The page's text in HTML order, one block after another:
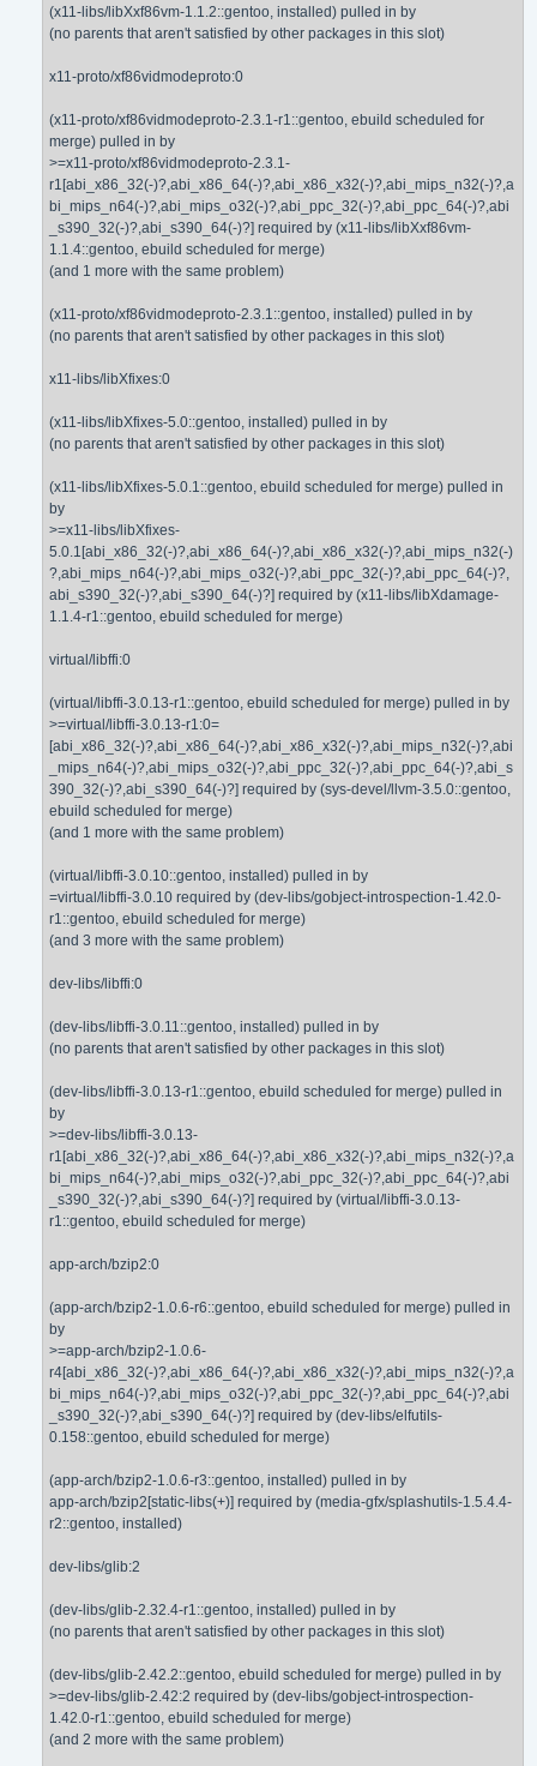
(x11-libs/libXxf86vm-1.1.2::gentoo, installed) pulled in by
(no parents that aren't satisfied by other packages in this slot)
x11-proto/xf86vidmodeproto:0
(x11-proto/xf86vidmodeproto-2.3.1-r1::gentoo, ebuild scheduled for
merge) pulled in by
>=x11-proto/xf86vidmodeproto-2.3.1-
r1[abi_x86_32(-)?,abi_x86_64(-)?,abi_x86_x32(-)?,abi_mips_n32(-)?,a
bi_mips_n64(-)?,abi_mips_o32(-)?,abi_ppc_32(-)?,abi_ppc_64(-)?,abi
_s390_32(-)?,abi_s390_64(-)?] required by (x11-libs/libXxf86vm-
1.1.4::gentoo, ebuild scheduled for merge)
(and 1 more with the same problem)
(x11-proto/xf86vidmodeproto-2.3.1::gentoo, installed) pulled in by
(no parents that aren't satisfied by other packages in this slot)
x11-libs/libXfixes:0
(x11-libs/libXfixes-5.0::gentoo, installed) pulled in by
(no parents that aren't satisfied by other packages in this slot)
(x11-libs/libXfixes-5.0.1::gentoo, ebuild scheduled for merge) pulled in
by
>=x11-libs/libXfixes-
5.0.1[abi_x86_32(-)?,abi_x86_64(-)?,abi_x86_x32(-)?,abi_mips_n32(-)
?,abi_mips_n64(-)?,abi_mips_o32(-)?,abi_ppc_32(-)?,abi_ppc_64(-)?,
abi_s390_32(-)?,abi_s390_64(-)?] required by (x11-libs/libXdamage-
1.1.4-r1::gentoo, ebuild scheduled for merge)
virtual/libffi:0
(virtual/libffi-3.0.13-r1::gentoo, ebuild scheduled for merge) pulled in by
>=virtual/libffi-3.0.13-r1:0=
[abi_x86_32(-)?,abi_x86_64(-)?,abi_x86_x32(-)?,abi_mips_n32(-)?,abi
_mips_n64(-)?,abi_mips_o32(-)?,abi_ppc_32(-)?,abi_ppc_64(-)?,abi_s
390_32(-)?,abi_s390_64(-)?] required by (sys-devel/llvm-3.5.0::gentoo,
ebuild scheduled for merge)
(and 1 more with the same problem)
(virtual/libffi-3.0.10::gentoo, installed) pulled in by
=virtual/libffi-3.0.10 required by (dev-libs/gobject-introspection-1.42.0-
r1::gentoo, ebuild scheduled for merge)
(and 3 more with the same problem)
dev-libs/libffi:0
(dev-libs/libffi-3.0.11::gentoo, installed) pulled in by
(no parents that aren't satisfied by other packages in this slot)
(dev-libs/libffi-3.0.13-r1::gentoo, ebuild scheduled for merge) pulled in
by
>=dev-libs/libffi-3.0.13-
r1[abi_x86_32(-)?,abi_x86_64(-)?,abi_x86_x32(-)?,abi_mips_n32(-)?,a
bi_mips_n64(-)?,abi_mips_o32(-)?,abi_ppc_32(-)?,abi_ppc_64(-)?,abi
_s390_32(-)?,abi_s390_64(-)?] required by (virtual/libffi-3.0.13-
r1::gentoo, ebuild scheduled for merge)
app-arch/bzip2:0
(app-arch/bzip2-1.0.6-r6::gentoo, ebuild scheduled for merge) pulled in
by
>=app-arch/bzip2-1.0.6-
r4[abi_x86_32(-)?,abi_x86_64(-)?,abi_x86_x32(-)?,abi_mips_n32(-)?,a
bi_mips_n64(-)?,abi_mips_o32(-)?,abi_ppc_32(-)?,abi_ppc_64(-)?,abi
_s390_32(-)?,abi_s390_64(-)?] required by (dev-libs/elfutils-
0.158::gentoo, ebuild scheduled for merge)
(app-arch/bzip2-1.0.6-r3::gentoo, installed) pulled in by
app-arch/bzip2[static-libs(+)] required by (media-gfx/splashutils-1.5.4.4-
r2::gentoo, installed)
dev-libs/glib:2
(dev-libs/glib-2.32.4-r1::gentoo, installed) pulled in by
(no parents that aren't satisfied by other packages in this slot)
(dev-libs/glib-2.42.2::gentoo, ebuild scheduled for merge) pulled in by
>=dev-libs/glib-2.42:2 required by (dev-libs/gobject-introspection-
1.42.0-r1::gentoo, ebuild scheduled for merge)
(and 2 more with the same problem)